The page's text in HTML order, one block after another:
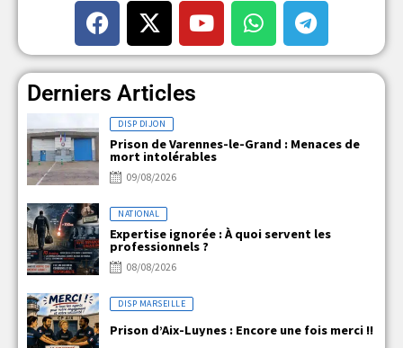
Derniers Articles
DISP DIJON
Prison de Varennes-le-Grand : Menaces de
mort intolérables
09/08/2026
NATIONAL
Expertise ignorée : À quoi servent les
professionnels ?
08/08/2026
DISP MARSEILLE
Prison d’Aix-Luynes : Encore une fois merci !!